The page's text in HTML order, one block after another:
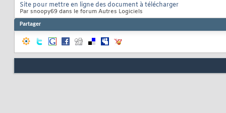
Site pour mettre en ligne des document à télécharger
Par snoopy69 dans le forum Autres Logiciels
Partager